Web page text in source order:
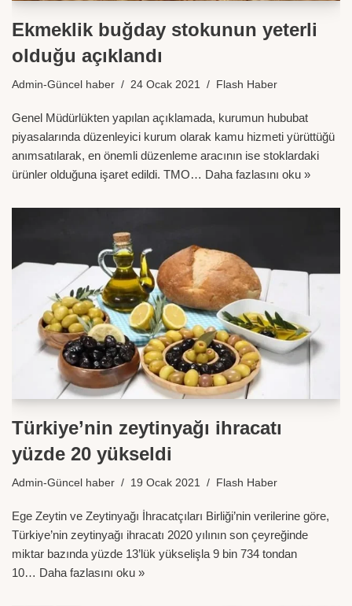
Ekmeklik buğday stokunun yeterli
olduğu açıklandı
Admin-Güncel haber 24 Ocak 2021 Flash Haber
Genel Müdürlükten yapılan açıklamada, kurumun hububat
piyasalarında düzenleyici kurum olarak kamu hizmeti yürüttüğü
anımsatılarak, en önemli düzenleme aracının ise stoklardaki
ürünler olduğuna işaret edildi. TMO… Daha fazlasını oku »
Türkiye’nin zeytinyağı ihracatı
yüzde 20 yükseldi
Admin-Güncel haber 19 Ocak 2021 Flash Haber
Ege Zeytin ve Zeytinyağı İhracatçıları Birliği’nin verilerine göre,
Türkiye’nin zeytinyağı ihracatı 2020 yılının son çeyreğinde
miktar bazında yüzde 13’lük yükselişla 9 bin 734 tondan
10… Daha fazlasını oku »